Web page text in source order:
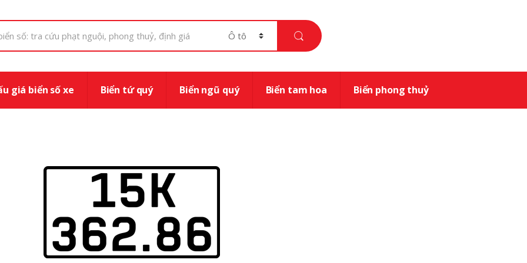
giá biển số xe Biển tứ quý Biển ngũ quý Biển tam hoa Biển phong thuỷ